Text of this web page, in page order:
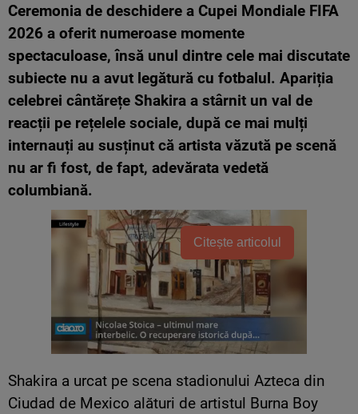
Ceremonia de deschidere a Cupei Mondiale FIFA
2026 a oferit numeroase momente
spectaculoase, însă unul dintre cele mai discutate
subiecte nu a avut legătură cu fotbalul. Apariția
celebrei cântărețe Shakira a stârnit un val de
reacții pe rețelele sociale, după ce mai mulți
internauți au susținut că artista văzută pe scenă
nu ar fi fost, de fapt, adevărata vedetă
columbiană.
Citește articolul
Shakira a urcat pe scena stadionului Azteca din
Ciudad de Mexico alături de artistul Burna Boy